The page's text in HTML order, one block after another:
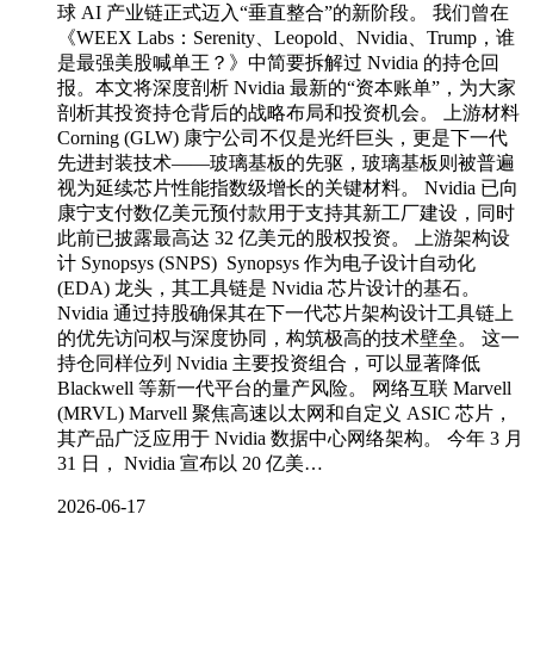
球 AI 产业链正式迈入“垂直整合”的新阶段。 我们曾在
《WEEX Labs：Serenity、Leopold、Nvidia、Trump，谁
是最强美股喊单王？》中简要拆解过 Nvidia 的持仓回
报。本文将深度剖析 Nvidia 最新的“资本账单”，为大家
剖析其投资持仓背后的战略布局和投资机会。 上游材料
Corning (GLW) 康宁公司不仅是光纤巨头，更是下一代
先进封装技术——玻璃基板的先驱，玻璃基板则被普遍
视为延续芯片性能指数级增长的关键材料。 Nvidia 已向
康宁支付数亿美元预付款用于支持其新工厂建设，同时
此前已披露最高达 32 亿美元的股权投资。 上游架构设
计 Synopsys (SNPS) Synopsys 作为电子设计自动化
(EDA) 龙头，其工具链是 Nvidia 芯片设计的基石。
Nvidia 通过持股确保其在下一代芯片架构设计工具链上
的优先访问权与深度协同，构筑极高的技术壁垒。 这一
持仓同样位列 Nvidia 主要投资组合，可以显著降低
Blackwell 等新一代平台的量产风险。 网络互联 Marvell
(MRVL) Marvell 聚焦高速以太网和自定义 ASIC 芯片，
其产品广泛应用于 Nvidia 数据中心网络架构。 今年 3 月
31 日， Nvidia 宣布以 20 亿美…
2026-06-17